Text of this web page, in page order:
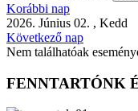
Korábbi nap
2026. Június 02. , Kedd
Következő nap
Nem találhatóak
FENNTARTÓNK